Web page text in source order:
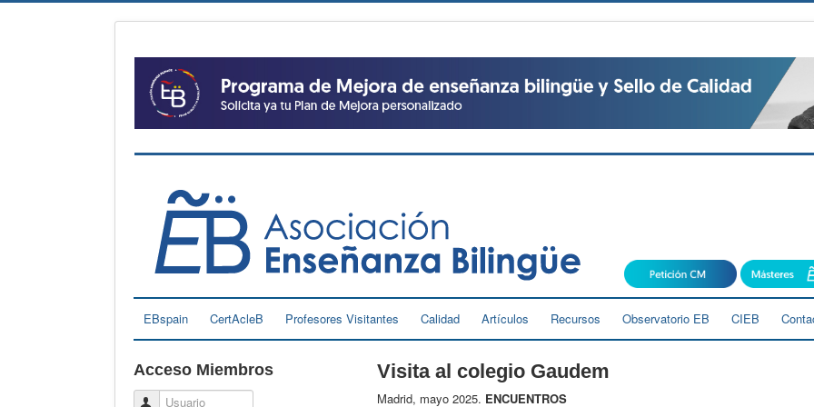
EBspain CertAcleB Profesores Visitantes Calidad Artículos Recursos Observatorio EB CIEB
Acceso Miembros
Usuario
Visita al colegio Gaudem
Madrid, mayo 2025. ENCUENTROS